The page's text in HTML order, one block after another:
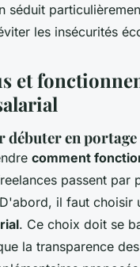
séduit
les insécurités
et
débuter en
comment
passent par
il faut choisir
. Ce choix doit se
la transparence